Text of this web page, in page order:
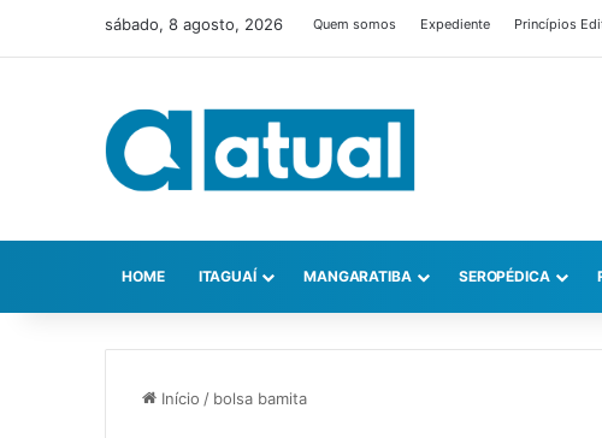
sábado, 8 agosto, 2026 Quem somos Expediente Princípios
HOME ITAGUAÍ MANGARATIBA SEROPÉDICA
Início / bolsa bamita